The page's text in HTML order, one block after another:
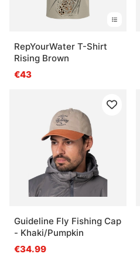
RepYourWater T-Shirt
Rising Brown
€43
Guideline Fly Fishing Cap
- Khaki/Pumpkin
€34.99